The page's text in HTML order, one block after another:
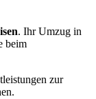
. Ihr Umzug in
beim
zur